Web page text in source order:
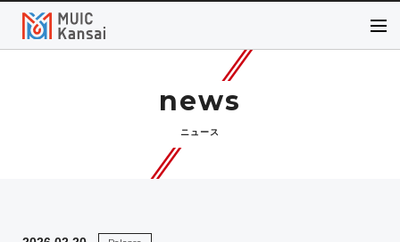
news
ニュース